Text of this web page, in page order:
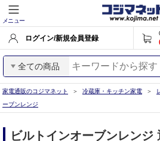
メニュー
ログイン/新規会員登録
全ての商品
家電通販のコジマネット 冷蔵庫・キッチン家電
ーブンレンジ
ビルトインオーブンレンジ